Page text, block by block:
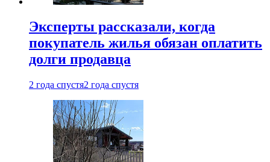
Эксперты рассказали, когда
покупатель жилья обязан оплатить
долги продавца
2 года спустя2 года спустя